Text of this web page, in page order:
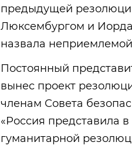
предыдущей
Люксембургом и
назвала
Постоянный
вынес проект
членам Совета
«Россия представила
гуманитарной